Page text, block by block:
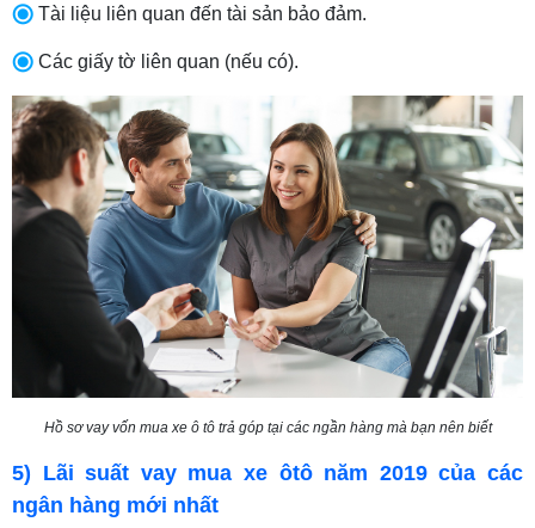
Tài liệu liên quan đến tài sản bảo đảm.
Các giấy tờ liên quan (nếu có).
Hồ sơ vay vốn mua xe ô tô trả góp tại các ngần hàng mà bạn nên biết
5) Lãi suất vay mua xe ôtô năm 2019 của các
ngân hàng mới nhất